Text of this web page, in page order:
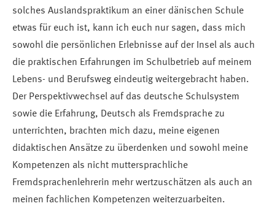
solches Auslandspraktikum an einer dänischen Schule
etwas für euch ist, kann ich euch nur sagen, dass mich
sowohl die persönlichen Erlebnisse auf der Insel als auch
die praktischen Erfahrungen im Schulbetrieb auf meinem
Lebens- und Berufsweg eindeutig weitergebracht haben.
Der Perspektivwechsel auf das deutsche Schulsystem
sowie die Erfahrung, Deutsch als Fremdsprache zu
unterrichten, brachten mich dazu, meine eigenen
didaktischen Ansätze zu überdenken und sowohl meine
Kompetenzen als nicht muttersprachliche
Fremdsprachenlehrerin mehr wertzuschätzen als auch an
meinen fachlichen Kompetenzen weiterzuarbeiten.